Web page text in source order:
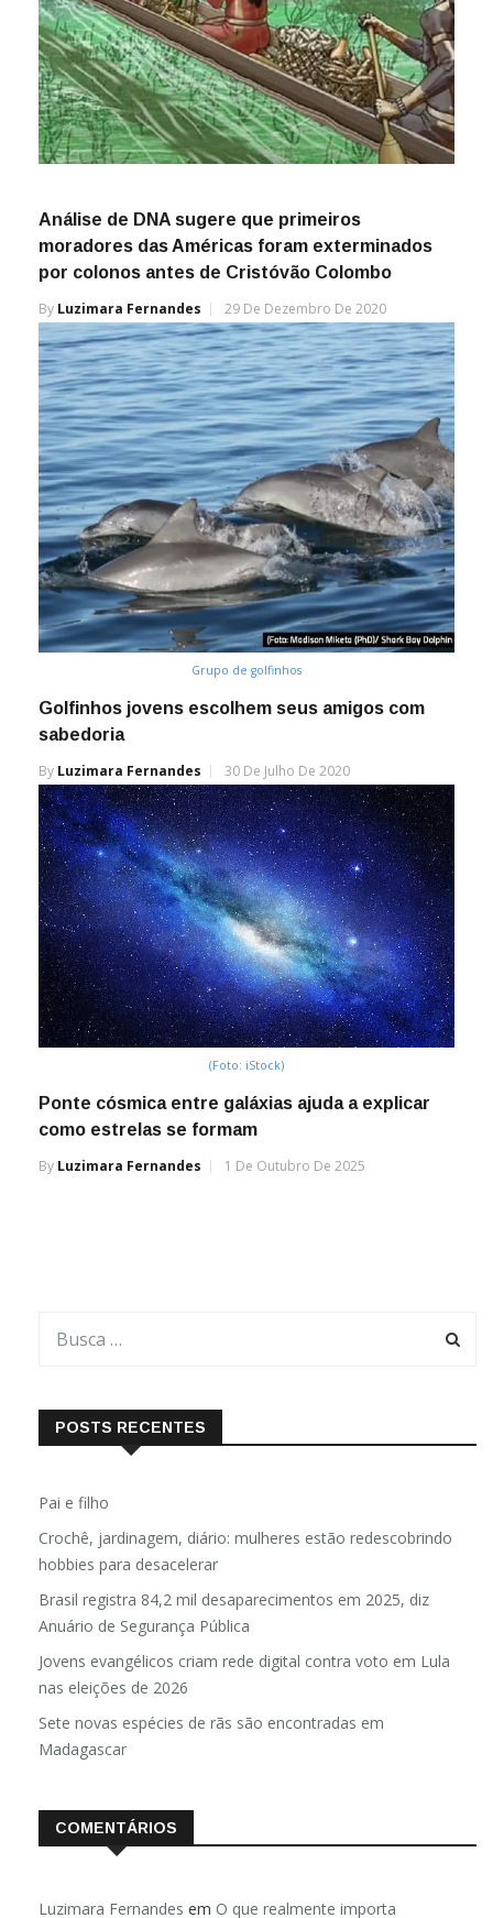
Análise de DNA sugere que primeiros
moradores das Américas foram exterminados
por colonos antes de Cristóvão Colombo
By Luzimara Fernandes 29 De Dezembro De 2020
Grupo de golfinhos
Golfinhos jovens escolhem seus amigos com
sabedoria
By Luzimara Fernandes 30 De Julho De 2020
(Foto: iStock)
Ponte cósmica entre galáxias ajuda a explicar
como estrelas se formam
By Luzimara Fernandes 1 De Outubro De 2025
POSTS RECENTES
Pai e filho
Crochê, jardinagem, diário: mulheres estão redescobrindo
hobbies para desacelerar
Brasil registra 84,2 mil desaparecimentos em 2025, diz
Anuário de Segurança Pública
Jovens evangélicos criam rede digital contra voto em Lula
nas eleições de 2026
Sete novas espécies de rãs são encontradas em
Madagascar
COMENTÁRIOS
Luzimara Fernandes em O que realmente importa